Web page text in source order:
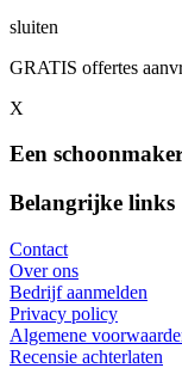
sluiten
GRATIS offertes
X
Een
Belangrijke links
Contact
Over ons
Bedrijf aanmelden
Privacy policy
Algemene
Recensie achterlaten